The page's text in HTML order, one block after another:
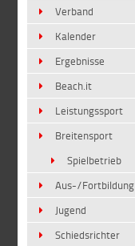
Verband
Kalender
Ergebnisse
Beach.it
Leistungssport
Breitensport
Spielbetrieb
Aus-/Fortbildung
Jugend
Schiedsrichter